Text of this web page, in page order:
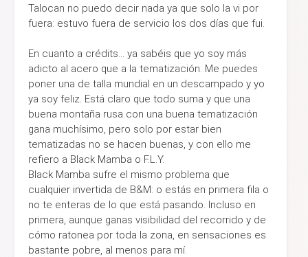
Talocan no puedo decir nada ya que solo la vi por
fuera: estuvo fuera de servicio los dos días que fui.
En cuanto a crédits… ya sabéis que yo soy más
adicto al acero que a la tematización. Me puedes
poner una de talla mundial en un descampado y yo
ya soy feliz. Está claro que todo suma y que una
buena montaña rusa con una buena tematización
gana muchísimo, pero solo por estar bien
tematizadas no se hacen buenas, y con ello me
refiero a Black Mamba o F.L.Y.
Black Mamba sufre el mismo problema que
cualquier invertida de B&M: o estás en primera fila o
no te enteras de lo que está pasando. Incluso en
primera, aunque ganas visibilidad del recorrido y de
cómo ratonea por toda la zona, en sensaciones es
bastante pobre, al menos para mí.